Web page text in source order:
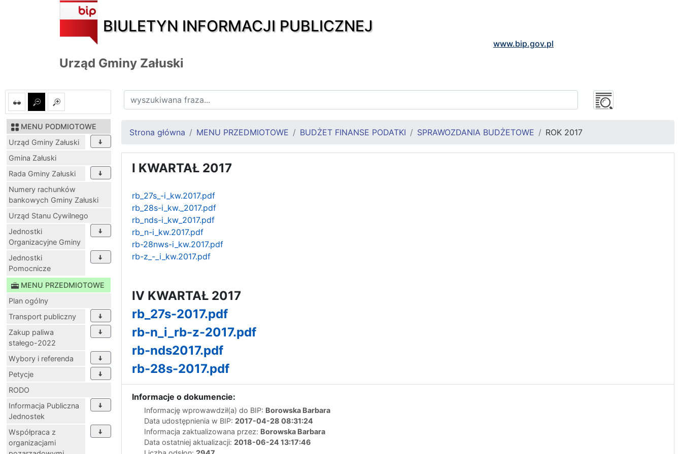
BIULETYN INFORMACJI PUBLICZNEJ
www.bip.gov.pl
Urząd Gminy Załuski
MENU PODMIOTOWE
Urząd Gminy Załuski
Gmina Załuski
Rada Gminy Załuski
Numery rachunków
bankowych Gminy Załuski
Urząd Stanu Cywilnego
Jednostki
Organizacyjne Gminy
Jednostki
Pomocnicze
MENU PRZEDMIOTOWE
Plan ogólny
Transport publiczny
Zakup paliwa
stałego-2022
Wybory i referenda
Petycje
RODO
Informacja Publiczna
Jednostek
Współpraca z
organizacjami
Strona główna MENU PRZEDMIOTOWE BUDŻET FINANSE PODATKI SPRAWOZDANIA BUDŻETOWE ROK 2017
I KWARTAŁ 2017
rb_27s_-i_kw.2017.pdf
rb_28s-i_kw._2017.pdf
rb_nds-i_kw_2017.pdf
rb_n-i_kw.2017.pdf
rb-28nws-i_kw.2017.pdf
rb-z_-_i_kw.2017.pdf
IV KWARTAŁ 2017
rb_27s-2017.pdf
rb-n_i_rb-z-2017.pdf
rb-nds2017.pdf
rb-28s-2017.pdf
Informacje o dokumencie:
Informację wprowawdził(a) do BIP: Borowska Barbara
Data udostępnienia w BIP: 2017-04-28 08:31:24
Informacja zaktualizowana przez: Borowska Barbara
Data ostatniej aktualizacji: 2018-06-24 13:17:46